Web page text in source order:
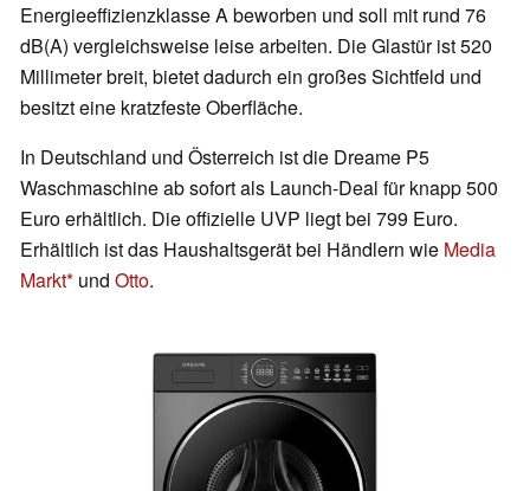
Energieeffizienzklasse A beworben und soll mit rund 76
dB(A) vergleichsweise leise arbeiten. Die Glastür ist 520
Millimeter breit, bietet dadurch ein großes Sichtfeld und
besitzt eine kratzfeste Oberfläche.
In Deutschland und Österreich ist die Dreame P5
Waschmaschine ab sofort als Launch-Deal für knapp 500
Euro erhältlich. Die offizielle UVP liegt bei 799 Euro.
Erhältlich ist das Haushaltsgerät bei Händlern wie Media
Markt und Otto.